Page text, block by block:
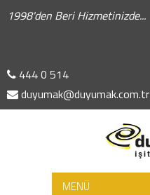
1998'den Beri Hizmetinizde...
444 0 514
duyumak@duyumak.com.tr
MENÜ